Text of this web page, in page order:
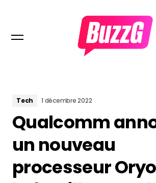
Tech 1 décembre 2022
Qualcomm
un nouveau
processeur